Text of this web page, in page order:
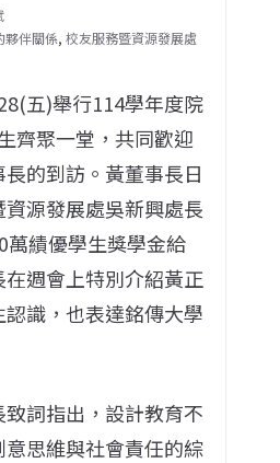
夥伴關係, 校友服務暨資源發展處
五)舉行114學年度院
齊聚一堂，共同歡迎
的到訪。黃董事長日
源發展處吳新興處長
萬績優學生獎學金給
週會上特別介紹黃正
識，也表達銘傳大學
詞指出，設計教育不
思維與社會責任的綜